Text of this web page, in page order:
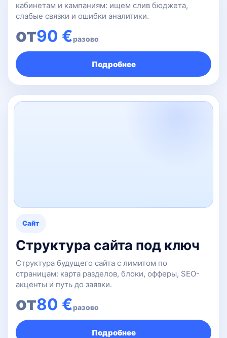
кабинетам и кампаниям: ищем слив бюджета,
слабые связки и ошибки аналитики.
от90 €разово
Подробнее
Сайт
Структура сайта под ключ
Структура будущего сайта с лимитом по
страницам: карта разделов, блоки, офферы, SEO-
акценты и путь до заявки.
от80 €разово
Подробнее